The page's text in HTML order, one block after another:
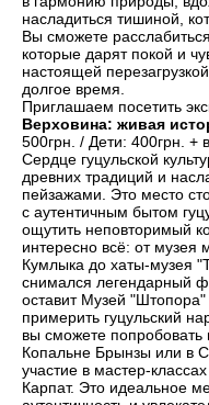
насладиться тишиной,
Вы сможете
которые дарят покой и
настоящей
долгое время.
Приглашаем посетить
Верховина: живая
500грн. / Дети: 400грн. +
Сердце гуцульской
древних традиций и
пейзажами. Это место
с аутентичным бытом
ощутить неповторимый
интересно всё: от музея
Кумлыка до хаты-музея
снимался легендарный
оставит Музей
примерить гуцульский
вы сможете попробовать
Копальне Брынзы или в
участие в мастер-
Карпат. Это идеальное